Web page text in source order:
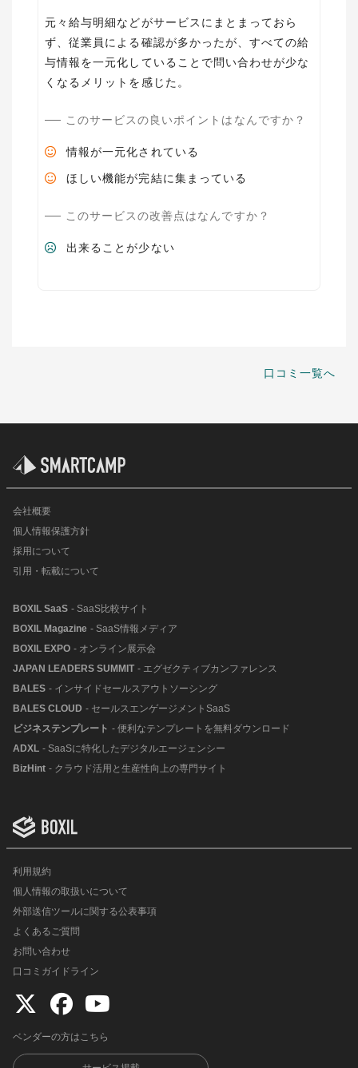
元々給与明細などがサービスにまとまっておら
ず、従業員による確認が多かったが、すべての給
与情報を一元化していることで問い合わせが少な
くなるメリットを感じた。
このサービスの良いポイントはなんですか？
情報が一元化されている
ほしい機能が完結に集まっている
このサービスの改善点はなんですか？
出来ることが少ない
口コミ一覧へ
会社概要
個人情報保護方針
採用について
引用・転載について
BOXIL SaaS - SaaS比較サイト
BOXIL Magazine - SaaS情報メディア
BOXIL EXPO - オンライン展示会
JAPAN LEADERS SUMMIT - エグゼクティブカンファレンス
BALES - インサイドセールスアウトソーシング
BALES CLOUD - セールスエンゲージメントSaaS
ビジネステンプレート - 便利なテンプレートを無料ダウンロード
ADXL - SaaSに特化したデジタルエージェンシー
BizHint - クラウド活用と生産性向上の専門サイト
利用規約
個人情報の取扱いについて
外部送信ツールに関する公表事項
よくあるご質問
お問い合わせ
口コミガイドライン
ベンダーの方はこちら